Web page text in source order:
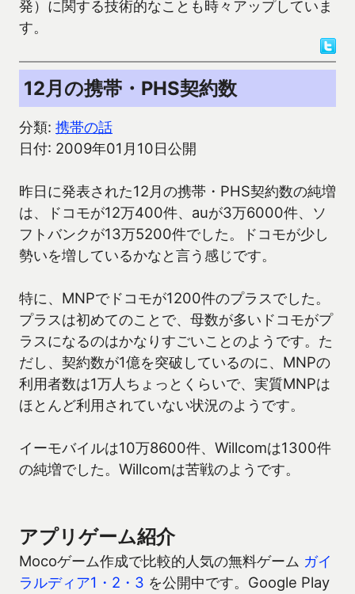
発）に関する技術的なことも時々アップしていま
す。
12月の携帯・PHS契約数
分類: 携帯の話
日付: 2009年01月10日公開
昨日に発表された12月の携帯・PHS契約数の純増
は、ドコモが12万400件、auが3万6000件、ソ
フトバンクが13万5200件でした。ドコモが少し
勢いを増しているかなと言う感じです。
特に、MNPでドコモが1200件のプラスでした。
プラスは初めてのことで、母数が多いドコモがプ
ラスになるのはかなりすごいことのようです。た
だし、契約数が1億を突破しているのに、MNPの
利用者数は1万人ちょっとくらいで、実質MNPは
ほとんど利用されていない状況のようです。
イーモバイルは10万8600件、Willcomは1300件
の純増でした。Willcomは苦戦のようです。
アプリゲーム紹介
Mocoゲーム作成で比較的人気の無料ゲーム ガイ
ラルディア1・2・3 を公開中です。Google Play